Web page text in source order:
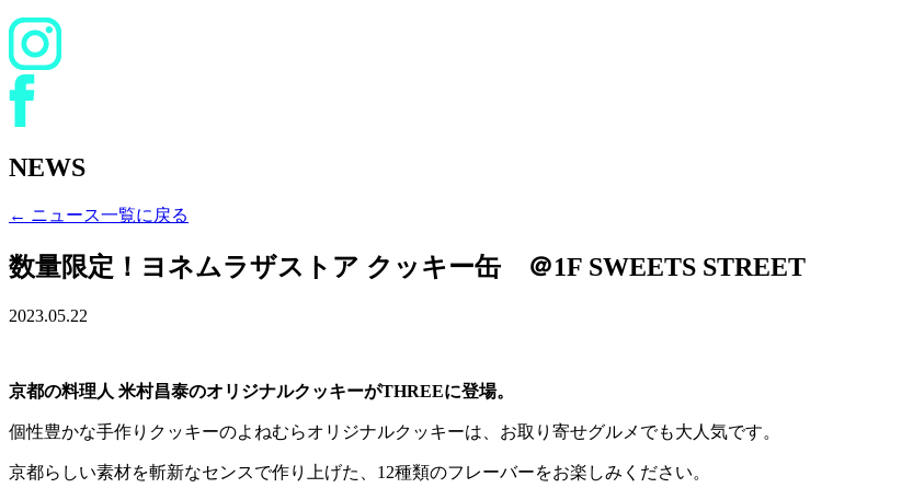
NEWS
← ニュース一覧に戻る
数量限定！ヨネムラザストア クッキー缶 ＠1F SWEETS STREET
2023.05.22
京都の料理人 米村昌泰のオリジナルクッキーがTHREEに登場。
個性豊かな手作りクッキーのよねむらオリジナルクッキーは、お取り寄せグルメでも大人気です。
京都らしい素材を斬新なセンスで作り上げた、12種類のフレーバーをお楽しみください。